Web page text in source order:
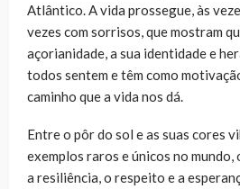
Atlântico. A vida prossegue, às
vezes com sorrisos, que mostram
açorianidade, a sua identidade e
todos sentem e têm como
caminho que a vida nos dá.
Entre o pôr do sol e as suas cores
exemplos raros e únicos no mundo,
a resiliência, o respeito e a